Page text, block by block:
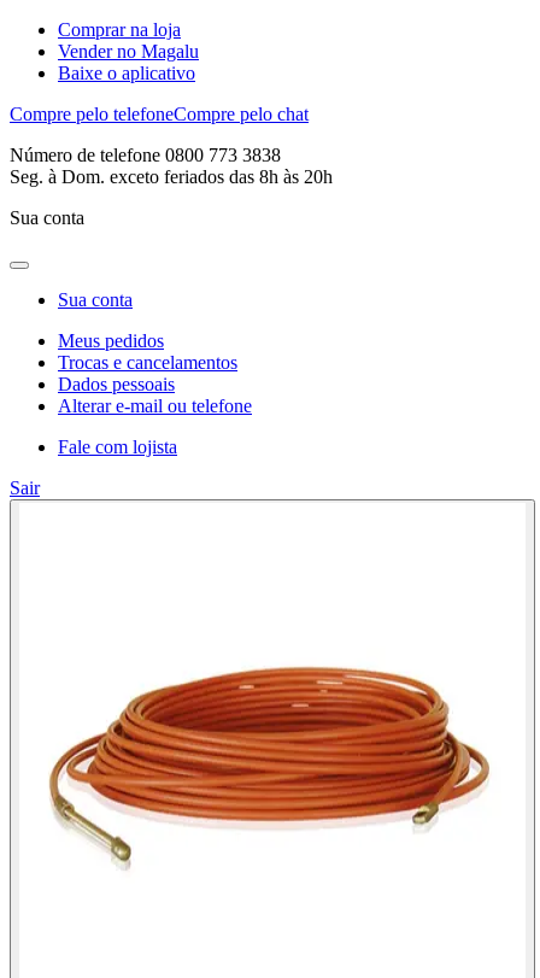
Comprar na loja
Vender no Magalu
Baixe o aplicativo
Compre pelo telefoneCompre pelo chat
Número de telefone 0800 773 3838
Seg. à Dom. exceto feriados das 8h às 20h
Sua conta
Sua conta
Meus pedidos
Trocas e cancelamentos
Dados pessoais
Alterar e-mail ou telefone
Fale com lojista
Sair